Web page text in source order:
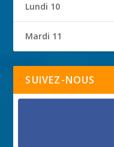
Lundi 10
Mardi 11
SUIVEZ-NOUS